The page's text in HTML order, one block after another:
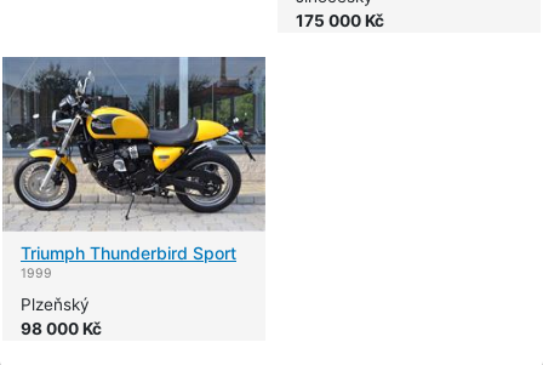
175 000 Kč
Triumph Thunderbird Sport
1999
Plzeňský
98 000 Kč